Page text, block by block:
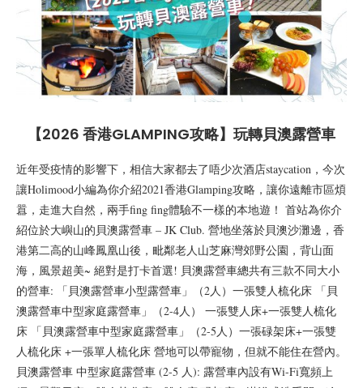
【2026 香港GLAMPING攻略】玩轉貝澳露營車
近年受疫情的影響下，相信大家都去了唔少次酒店staycation，今次
讓Holimood小編為你介紹2021香港Glamping攻略，讓你遠離市區煩
囂，走進大自然，兩手fing fing體驗不一樣的本地遊！ 首站為你介
紹位於大嶼山的貝澳露營車 – JK Club. 營地坐落於貝澳沙灘邊，香
港第二高的山峰鳳凰山後，毗鄰老人山芝麻灣郊野公園，背山面
海，風景超美~ 絕對是打卡首選! 貝澳露營車總共有三款不同大小
的營車: 「貝澳露營車小型露營車」（2人）一張雙人梳化床 「貝
澳露營車中型家庭露營車」（2-4人） 一張雙人床+一張雙人梳化
床 「貝澳露營車中型家庭露營車」（2-5人）一張碌架床+一張雙
人梳化床 +一張單人梳化床 營地可以帶寵物，但就不能住在營內。
貝澳露營車 中型家庭露營車 (2-5 人): 露營車內設有Wi-Fi寬頻上